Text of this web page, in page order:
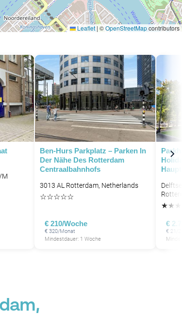
P
P
Leaflet | ©OpenStreetMapcontributors
Ben-Hurs Parkplatz – Parken In
Der Nähe Des Rotterdam
Centraalbahnhofs
3013 AL Rotterdam, Netherlands
☆☆☆☆☆
€ 210/Woche
€ 320/Monat
Mindestdauer: 1 Woche
★★ ★
€
€ 21/